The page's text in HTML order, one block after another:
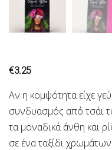
€3.25
Αν η κομψότητα είχε
συνδυασμός από τσάι
τα μοναδικά άνθη και
σε ένα ταξίδι